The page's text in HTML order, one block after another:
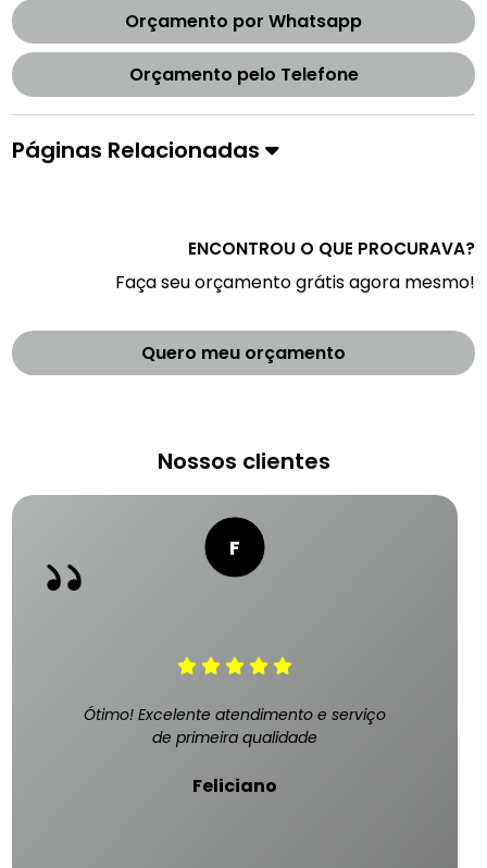
Orçamento por Whatsapp
Orçamento pelo Telefone
Páginas Relacionadas
ENCONTROU O QUE PROCURAVA?
Faça seu orçamento grátis agora mesmo!
Quero meu orçamento
Nossos clientes
Ótimo! Excelente atendimento e serviço
de primeira qualidade
Feliciano